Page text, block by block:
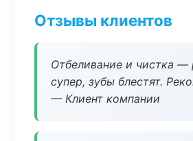
Отзывы клиентов
Отбеливание и чистка —
супер, зубы блестят.
— Клиент компании